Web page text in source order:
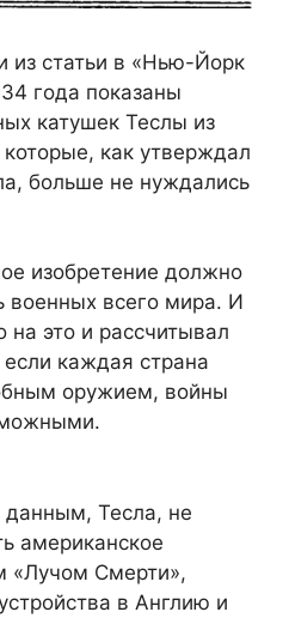
из статьи в «Нью-Йорк
года показаны
катушек Теслы из
как утверждал
больше не нуждались
изобретение должно
военных всего мира. И
на это и рассчитывал
каждая страна
оружием, войны
данным, Тесла, не
американское
«Лучом Смерти»,
в Англию и